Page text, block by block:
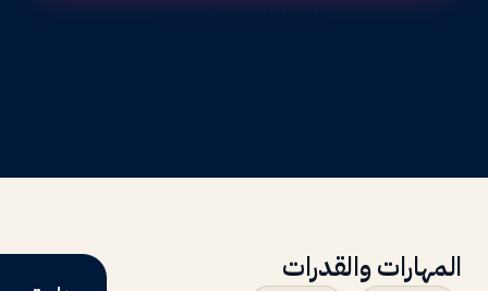
المهارات والقدرات